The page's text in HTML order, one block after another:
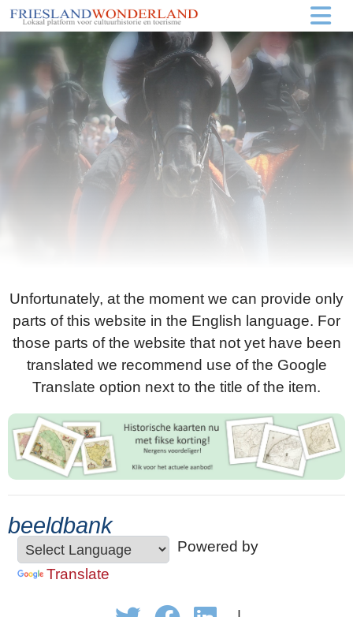
Unfortunately, at the moment we can provide only
parts of this website in the English language. For
those parts of the website that not yet have been
translated we recommend use of the Google
Translate option next to the title of the item.
beeldbank
Powered by
Translate